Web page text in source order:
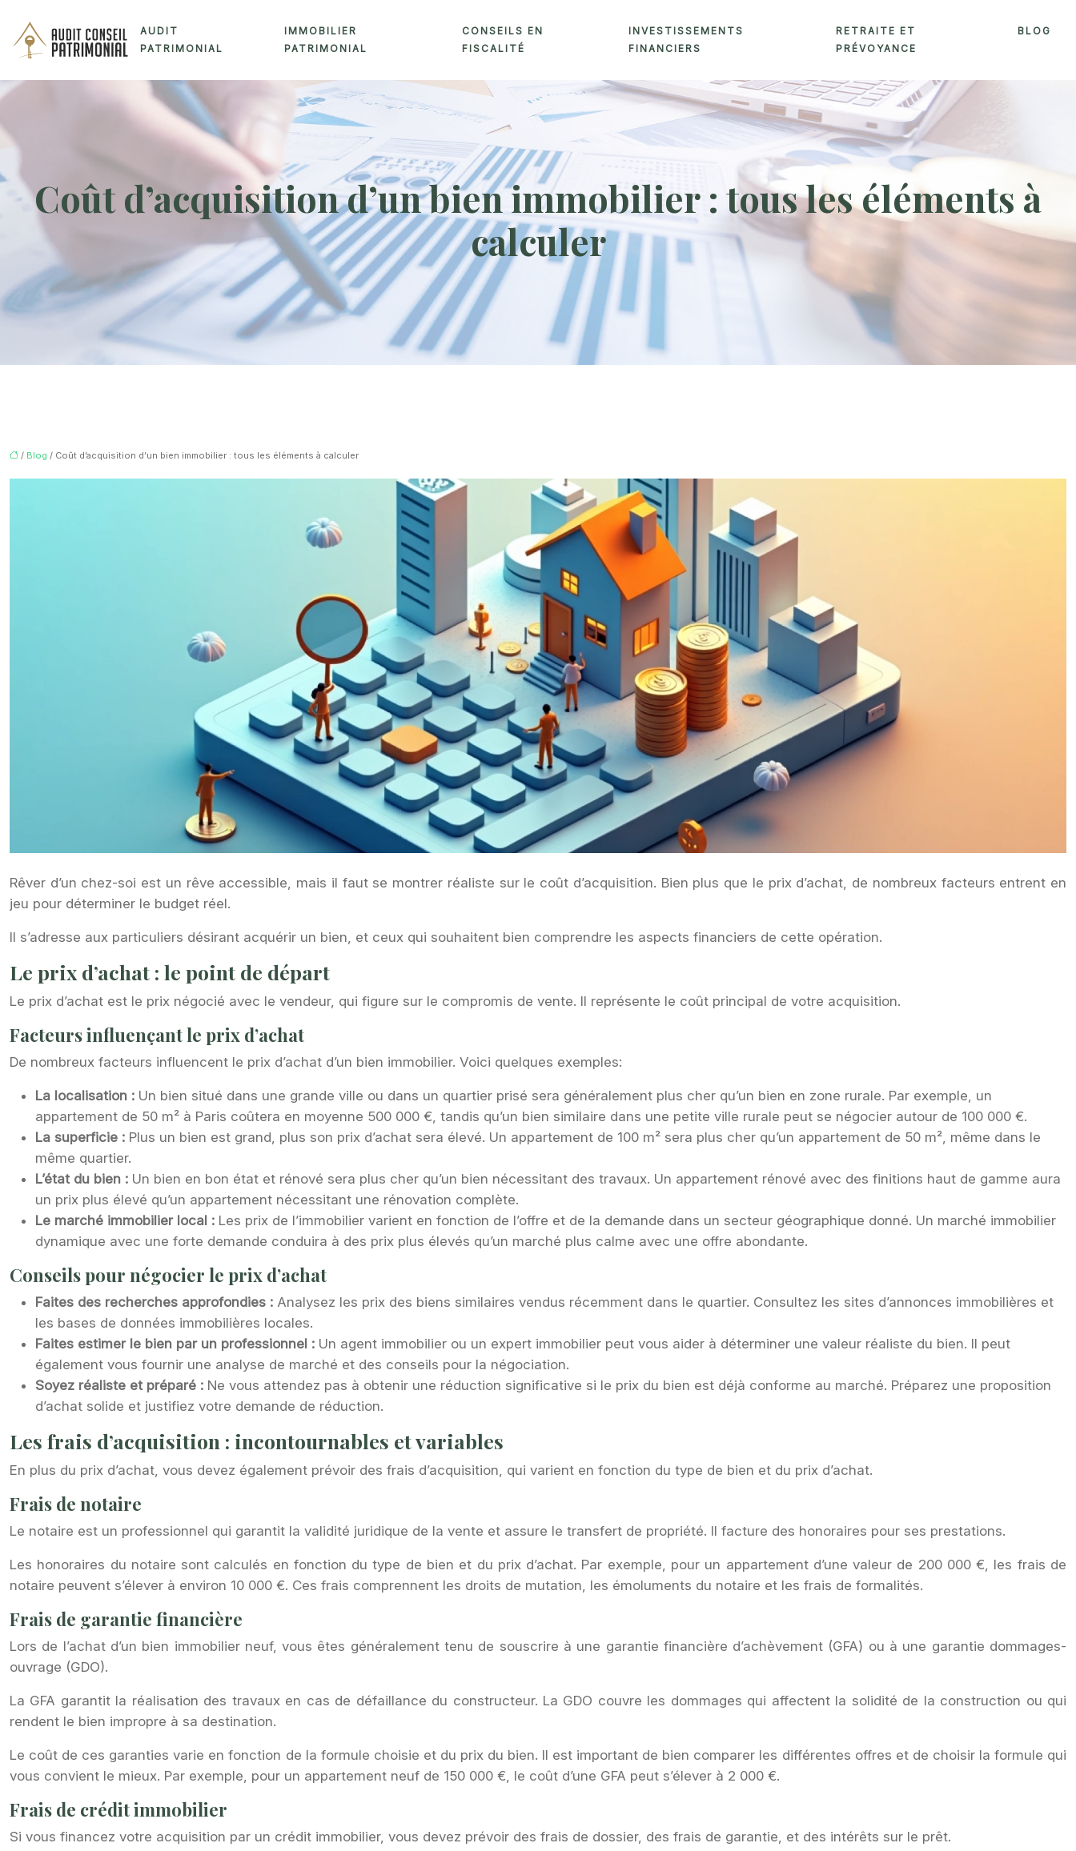
AUDIT
PATRIMONIAL
IMMOBILIER
PATRIMONIAL
CONSEILS EN
FISCALITÉ
INVESTISSEMENTS
FINANCIERS
RETRAITE ET
PRÉVOYANCE
BLOG
Coût d’acquisition d’un bien immobilier : tous les éléments à
calculer
/ Blog / Coût d’acquisition d’un bien immobilier : tous les éléments à calculer
Rêver d’un chez-soi est un rêve accessible, mais il faut se montrer réaliste sur le coût d’acquisition. Bien plus que le prix d’achat, de nombreux facteurs entrent en
jeu pour déterminer le budget réel.
Il s’adresse aux particuliers désirant acquérir un bien, et ceux qui souhaitent bien comprendre les aspects financiers de cette opération.
Le prix d’achat : le point de départ
Le prix d’achat est le prix négocié avec le vendeur, qui figure sur le compromis de vente. Il représente le coût principal de votre acquisition.
Facteurs influençant le prix d’achat
De nombreux facteurs influencent le prix d’achat d’un bien immobilier. Voici quelques exemples:
La localisation : Un bien situé dans une grande ville ou dans un quartier prisé sera généralement plus cher qu’un bien en zone rurale. Par exemple, un
appartement de 50 m² à Paris coûtera en moyenne 500 000 €, tandis qu’un bien similaire dans une petite ville rurale peut se négocier autour de 100 000 €.
La superficie : Plus un bien est grand, plus son prix d’achat sera élevé. Un appartement de 100 m² sera plus cher qu’un appartement de 50 m², même dans le
même quartier.
L’état du bien : Un bien en bon état et rénové sera plus cher qu’un bien nécessitant des travaux. Un appartement rénové avec des finitions haut de gamme aura
un prix plus élevé qu’un appartement nécessitant une rénovation complète.
Le marché immobilier local : Les prix de l’immobilier varient en fonction de l’offre et de la demande dans un secteur géographique donné. Un marché immobilier
dynamique avec une forte demande conduira à des prix plus élevés qu’un marché plus calme avec une offre abondante.
Conseils pour négocier le prix d’achat
Faites des recherches approfondies : Analysez les prix des biens similaires vendus récemment dans le quartier. Consultez les sites d’annonces immobilières et
les bases de données immobilières locales.
Faites estimer le bien par un professionnel : Un agent immobilier ou un expert immobilier peut vous aider à déterminer une valeur réaliste du bien. Il peut
également vous fournir une analyse de marché et des conseils pour la négociation.
Soyez réaliste et préparé : Ne vous attendez pas à obtenir une réduction significative si le prix du bien est déjà conforme au marché. Préparez une proposition
d’achat solide et justifiez votre demande de réduction.
Les frais d’acquisition : incontournables et variables
En plus du prix d’achat, vous devez également prévoir des frais d’acquisition, qui varient en fonction du type de bien et du prix d’achat.
Frais de notaire
Le notaire est un professionnel qui garantit la validité juridique de la vente et assure le transfert de propriété. Il facture des honoraires pour ses prestations.
Les honoraires du notaire sont calculés en fonction du type de bien et du prix d’achat. Par exemple, pour un appartement d’une valeur de 200 000 €, les frais de
notaire peuvent s’élever à environ 10 000 €. Ces frais comprennent les droits de mutation, les émoluments du notaire et les frais de formalités.
Frais de garantie financière
Lors de l’achat d’un bien immobilier neuf, vous êtes généralement tenu de souscrire à une garantie financière d’achèvement (GFA) ou à une garantie dommages-
ouvrage (GDO).
La GFA garantit la réalisation des travaux en cas de défaillance du constructeur. La GDO couvre les dommages qui affectent la solidité de la construction ou qui
rendent le bien impropre à sa destination.
Le coût de ces garanties varie en fonction de la formule choisie et du prix du bien. Il est important de bien comparer les différentes offres et de choisir la formule qui
vous convient le mieux. Par exemple, pour un appartement neuf de 150 000 €, le coût d’une GFA peut s’élever à 2 000 €.
Frais de crédit immobilier
Si vous financez votre acquisition par un crédit immobilier, vous devez prévoir des frais de dossier, des frais de garantie, et des intérêts sur le prêt.